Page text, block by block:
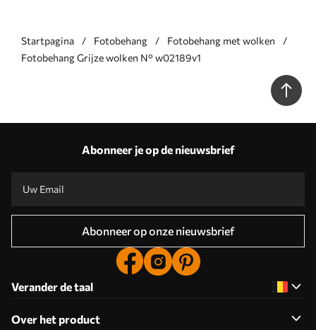
Startpagina Fotobehang
Fotobehang met wolken
Fotobehang Grijze wolken N° w02189v1
Abonneer je op de nieuwsbrief
Abonneer op onze nieuwsbrief
Verander de taal
Over het product